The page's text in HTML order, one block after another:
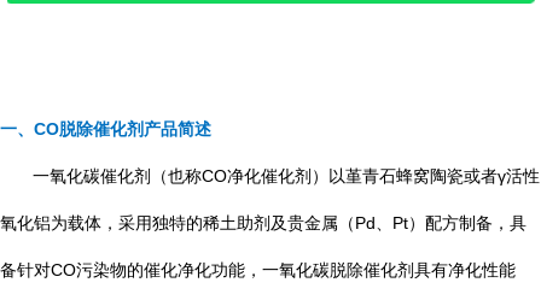
一、 CO脱除催化剂 产品简述
一氧化碳催化剂（也称CO净化催化剂）以堇青石蜂窝陶瓷或者γ活性
氧化铝为载体，采用独特的稀土助剂及贵金属（Pd、Pt）配方制备，具
备针对CO污染物的催化净化功能，一氧化碳脱除催化剂具有净化性能